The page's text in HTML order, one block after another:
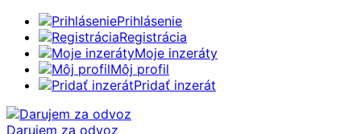
Prihlásenie
Registrácia
Moje inzeráty
Môj profil
Pridať inzerát
Darujem za odvoz